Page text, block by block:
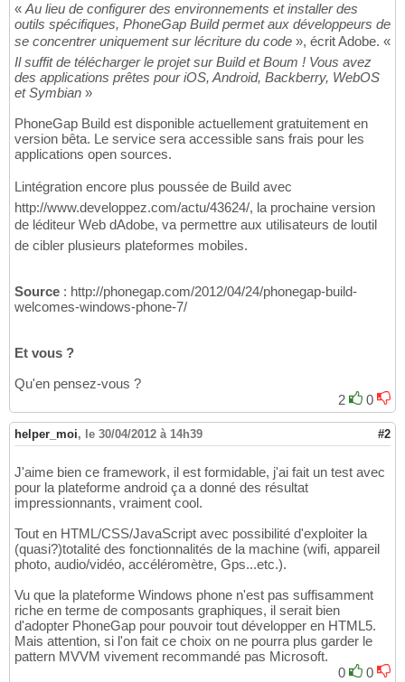
« Au lieu de configurer des environnements et installer des
outils spécifiques, PhoneGap Build permet aux développeurs de
se concentrer uniquement sur lécriture du code », écrit Adobe. «
Il suffit de télécharger le projet sur Build et Boum ! Vous avez
des applications prêtes pour iOS, Android, Backberry, WebOS
et Symbian »
PhoneGap Build est disponible actuellement gratuitement en
version bêta. Le service sera accessible sans frais pour les
applications open sources.
Lintégration encore plus poussée de Build avec
http://www.developpez.com/actu/43624/, la prochaine version
de léditeur Web dAdobe, va permettre aux utilisateurs de loutil
de cibler plusieurs plateformes mobiles.
Source : http://phonegap.com/2012/04/24/phonegap-build-
welcomes-windows-phone-7/
Et vous ?
Qu'en pensez-vous ?
2
0
helper_moi, le 30/04/2012 à 14h39 #2
J'aime bien ce framework, il est formidable, j'ai fait un test avec
pour la plateforme android ça a donné des résultat
impressionnants, vraiment cool.
Tout en HTML/CSS/JavaScript avec possibilité d'exploiter la
(quasi?)totalité des fonctionnalités de la machine (wifi, appareil
photo, audio/vidéo, accéléromètre, Gps...etc.).
Vu que la plateforme Windows phone n'est pas suffisamment
riche en terme de composants graphiques, il serait bien
d'adopter PhoneGap pour pouvoir tout développer en HTML5.
Mais attention, si l'on fait ce choix on ne pourra plus garder le
pattern MVVM vivement recommandé pas Microsoft.
0
0